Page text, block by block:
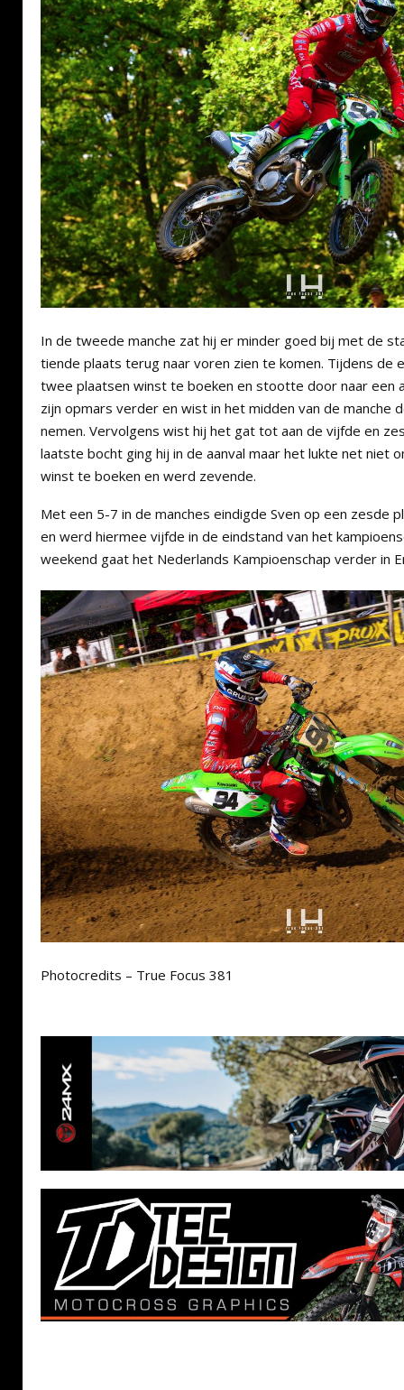
In de tweede manche zat hij er minder goed bij met de
tiende plaats terug naar voren zien te komen. Tijdens de
twee plaatsen winst te boeken en stootte door naar een
zijn opmars verder en wist in het midden van de manche
nemen. Vervolgens wist hij het gat tot aan de vijfde en
laatste bocht ging hij in de aanval maar het lukte net niet
winst te boeken en werd zevende.
Met een 5-7 in de manches eindigde Sven op een zesde
en werd hiermee vijfde in de eindstand van het
weekend gaat het Nederlands Kampioenschap verder in
Photocredits – True Focus 381